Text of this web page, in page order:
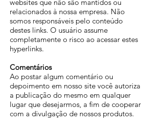
websites que não são mantidos ou
relacionados à nossa empresa. Não
somos responsáveis pelo conteúdo
destes links. O usuário assume
completamente o risco ao acessar estes
hyperlinks.
Comentários
Ao postar algum comentário ou
depoimento em nosso site você autoriza
a publicação do mesmo em qualquer
lugar que desejarmos, a fim de cooperar
com a divulgação de nossos produtos.